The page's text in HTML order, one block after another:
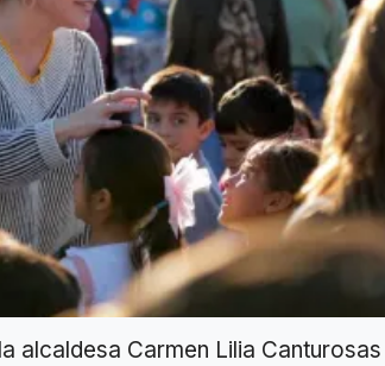
alcaldesa Carmen Lilia